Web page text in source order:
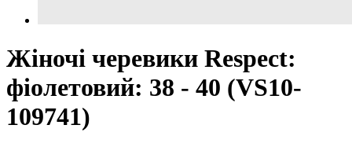
Жіночі черевики Respect:
фіолетовий: 38 - 40 (VS10-
109741)